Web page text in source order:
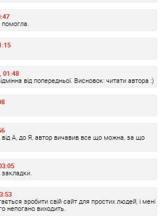
01:48
від попередньої. Висновок: читати автора :)
А, до Я, автор вичавив все що можна, за що
зробити свій сайт для простих людей, і мені
непогано виходить.